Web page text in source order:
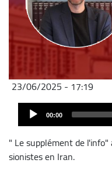
23/06/2025 - 17:19
Fichier
Audio
Player 00:00
" Le supplément de
sionistes en Iran.